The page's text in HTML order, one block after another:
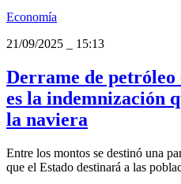
Economía
21/09/2025
15:13
Derrame de petróleo
es la indemnización
la naviera
Entre los montos se destinó una
que el Estado destinará a las